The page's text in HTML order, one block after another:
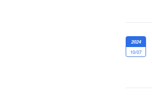
2024
10/07